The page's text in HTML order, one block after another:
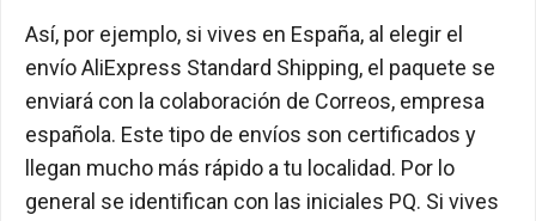
Así, por ejemplo, si vives en España, al elegir el
envío AliExpress Standard Shipping, el paquete se
enviará con la colaboración de Correos, empresa
española. Este tipo de envíos son certificados y
llegan mucho más rápido a tu localidad. Por lo
general se identifican con las iniciales PQ. Si vives